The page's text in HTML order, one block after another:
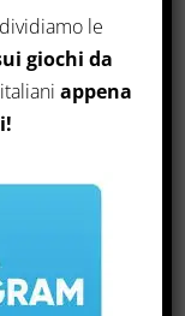
le
giochi da
appena